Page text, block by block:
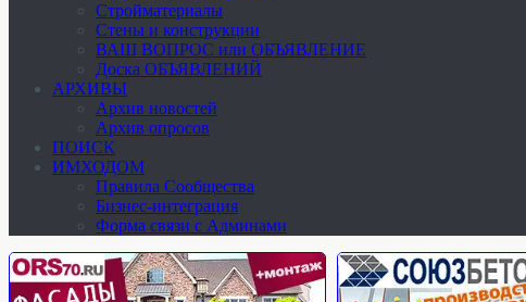
Стройматериалы
Стены и конструкции
ВАШ ВОПРОС или ОБЪЯВЛЕНИЕ
Доска ОБЪЯВЛЕНИЙ
АРХИВЫ
Архив новостей
Архив опросов
ПОИСК
ИМХОДОМ
Правила Сообщества
Бизнес-интеграция
Форма связи с Админами